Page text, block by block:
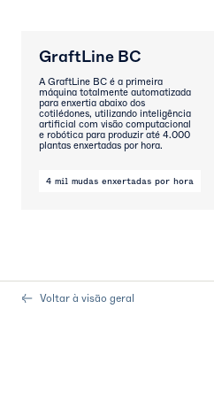
GraftLine BC
A GraftLine BC é a primeira
máquina totalmente automatizada
para enxertia abaixo dos
cotilédones, utilizando inteligência
artificial com visão computacional
e robótica para produzir até 4.000
plantas enxertadas por hora.
4 mil mudas enxertadas por hora
Voltar à visão geral